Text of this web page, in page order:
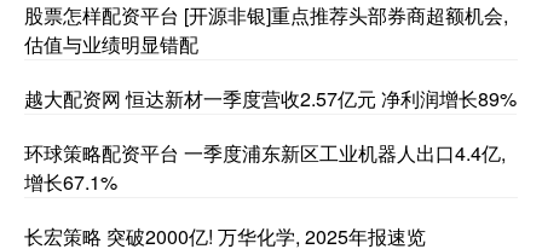
股票怎样配资平台 [开源非银]重点推荐头部券商超额机会,
估值与业绩明显错配
越大配资网 恒达新材一季度营收2.57亿元 净利润增长89%
环球策略配资平台 一季度浦东新区工业机器人出口4.4亿,
增长67.1%
长宏策略 突破2000亿! 万华化学, 2025年报速览